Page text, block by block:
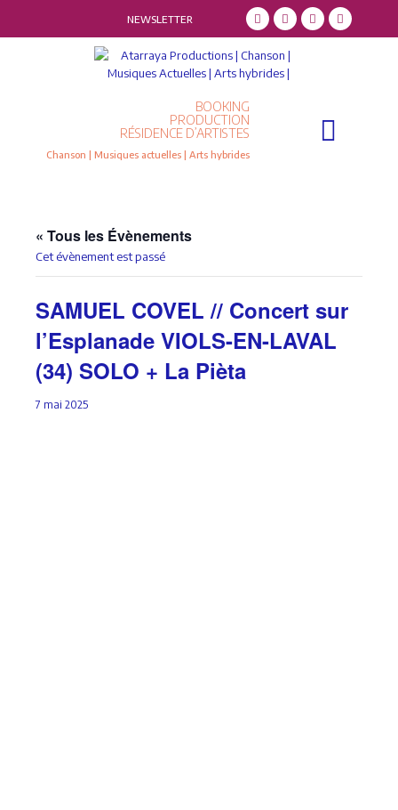
NEWSLETTER
BOOKING
PRODUCTION
RÉSIDENCE D’ARTISTES
Chanson | Musiques actuelles | Arts hybrides
« Tous les Évènements
Cet évènement est passé
SAMUEL COVEL // Concert sur
l’Esplanade VIOLS-EN-LAVAL
(34) SOLO + La Pièta
7 mai 2025